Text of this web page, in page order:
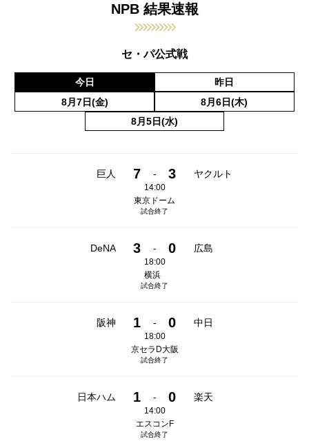
NPB 結果速報
セ・パ公式戦
今日
昨日
8月7日(金)
8月6日(木)
8月5日(水)
巨人 7 - 3 ヤクルト
14:00
東京ドーム
試合終了
DeNA 3 - 0 広島
18:00
横浜
試合終了
阪神 1 - 0 中日
18:00
京セラD大阪
試合終了
日本ハム 1 - 0 楽天
14:00
エスコンF
試合終了